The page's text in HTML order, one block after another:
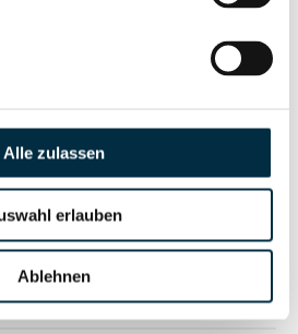
Alle zulassen
erlauben
Ablehnen
Vollständiges
Vollständiges